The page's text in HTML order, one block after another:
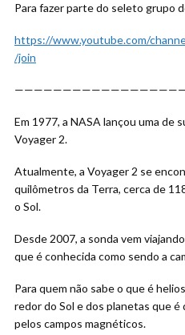
Para fazer partedo seleto grupo
https://www.youtube.com/
/join
Em 1977, a NASA lançou uma de
Voyager 2.
Atualmente, a Voyager 2 se
quilômetros da Terra, cerca de
o Sol.
Desde 2007, a sonda vem
que é conhecida como sendo a
Para quem não sabe o que é
redor do Sol e dos planetas que é
pelos campos magnéticos.